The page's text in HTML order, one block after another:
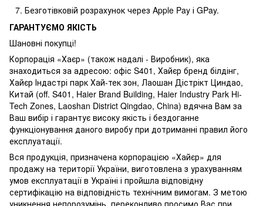
Безготівковій розрахунок через Apple Pay і GPay.
ГАРАНТУЄМО ЯКІСТЬ
Шановні покупці!
Корпорація «Хаєр» (також надалі - Виробник), яка
знаходиться за адресою: офіс S401, Хайєр бренд білдінг,
Хайєр Індастрі парк Хай-тек зон, Лаошан Дістрікт Циндао,
Китай (off. S401, Haier Brand Building, Haier Industry Park Hi-
Tech Zones, Laoshan District Qingdao, China) вдячна Вам за
Ваш вибір і гарантує високу якість і бездоганне
функціонування даного виробу при дотриманні правил його
експлуатації.
Вся продукція, призначена корпорацією «Хайєр» для
продажу на території України, виготовлена з урахуванням
умов експлуатації в Україні і пройшла відповідну
сертифікацію на відповідність технічним вимогам. З метою
уникнення непорозумінь, переконливо просимо Вас при